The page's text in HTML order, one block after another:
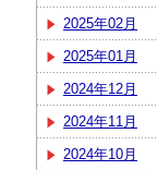
2025年02月
2025年01月
2024年12月
2024年11月
2024年10月